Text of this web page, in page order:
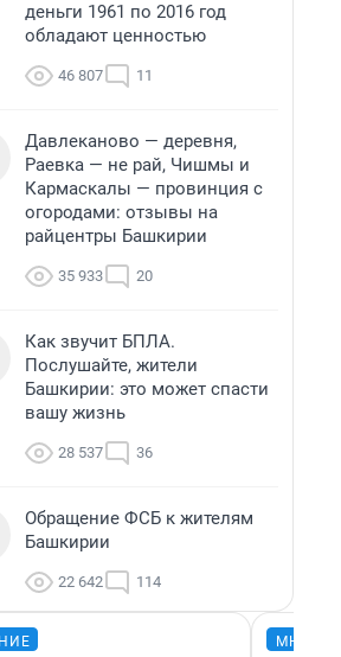
деньги 1961 по 2016 год
обладают ценностью
46 807 11
Давлеканово — деревня,
Раевка — не рай, Чишмы и
Кармаскалы — провинция с
огородами: отзывы на
райцентры Башкирии
35 933 20
Как звучит БПЛА.
Послушайте, жители
Башкирии: это может спасти
вашу жизнь
28 537 36
Обращение ФСБ к жителям
Башкирии
22 642 114